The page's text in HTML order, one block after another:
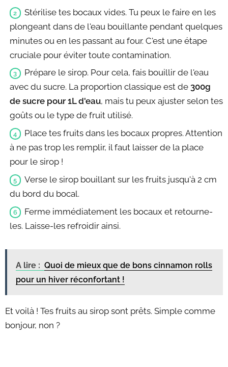
Stérilise tes bocaux vides. Tu peux le faire en les
plongeant dans de l'eau bouillante pendant quelques
minutes ou en les passant au four. C'est une étape
cruciale pour éviter toute contamination.
Prépare le sirop. Pour cela, fais bouillir de l'eau
avec du sucre. La proportion classique est de 300g
de sucre pour 1L d'eau, mais tu peux ajuster selon tes
goûts ou le type de fruit utilisé.
Place tes fruits dans les bocaux propres. Attention
à ne pas trop les remplir, il faut laisser de la place
pour le sirop !
Verse le sirop bouillant sur les fruits jusqu'à 2 cm
du bord du bocal.
Ferme immédiatement les bocaux et retourne-
les. Laisse-les refroidir ainsi.
A lire : Quoi de mieux que de bons cinnamon rolls
pour un hiver réconfortant !
Et voilà ! Tes fruits au sirop sont prêts. Simple comme
bonjour, non ?